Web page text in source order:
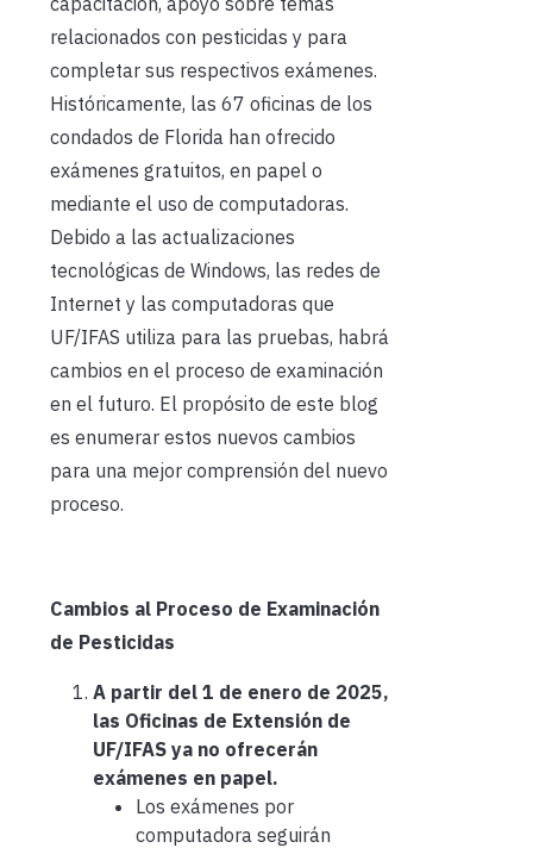
relacionados con pesticidas y para
completar sus respectivos exámenes.
Históricamente, las 67 oficinas de los
condados de Florida han ofrecido
exámenes gratuitos, en papel o
mediante el uso de computadoras.
Debido a las actualizaciones
tecnológicas de Windows, las redes de
Internet y las computadoras que
UF/IFAS utiliza para las pruebas, habrá
cambios en el proceso de examinación
en el futuro. El propósito de este blog
es enumerar estos nuevos cambios
para una mejor comprensión del nuevo
proceso.
Cambios al Proceso de Examinación
de Pesticidas
A partir del 1 de enero de 2025,
las Oficinas de Extensión de
UF/IFAS ya no ofrecerán
exámenes en papel.
Los exámenes por
computadora seguirán